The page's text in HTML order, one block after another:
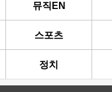
뮤직EN
스포츠
정치